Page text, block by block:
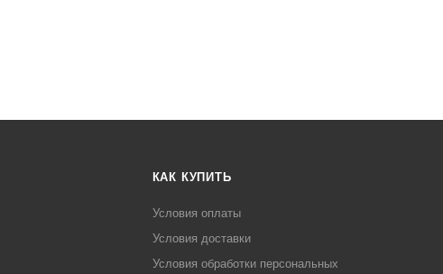
КАК КУПИТЬ
Условия оплаты
Условия доставки
Условия обработки персональных